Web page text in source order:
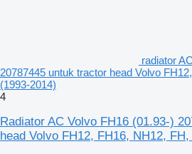
radiator
20787445 untuk tractor head Volvo
(1993-2014)
4
Radiator AC Volvo FH16 (01.93-)
head Volvo FH12, FH16, NH12,